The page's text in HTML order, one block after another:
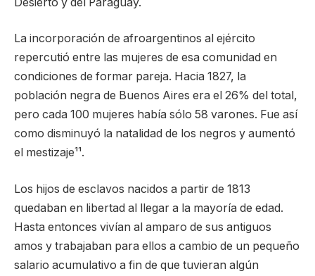
La incorporación de afroargentinos al ejército
repercutió entre las mujeres de esa comunidad en
condiciones de formar pareja. Hacia 1827, la
población negra de Buenos Aires era el 26% del total,
pero cada 100 mujeres había sólo 58 varones. Fue así
como disminuyó la natalidad de los negros y aumentó
el mestizaje¹¹.
Los hijos de esclavos nacidos a partir de 1813
quedaban en libertad al llegar a la mayoría de edad.
Hasta entonces vivían al amparo de sus antiguos
amos y trabajaban para ellos a cambio de un pequeño
salario acumulativo a fin de que tuvieran algún